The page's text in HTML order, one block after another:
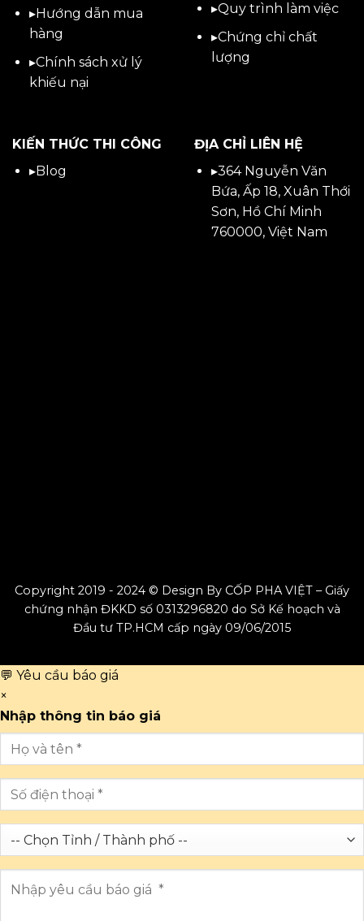
▸Hướng dẫn mua
hàng
▸Chính sách xử lý
khiếu nại
▸Quy trình làm việc
▸Chứng chỉ chất
lượng
KIẾN THỨC THI CÔNG
▸Blog
ĐỊA CHỈ LIÊN HỆ
▸364 Nguyễn Văn
Bứa, Ấp 18, Xuân Thới
Sơn, Hồ Chí Minh
760000, Việt Nam
Copyright 2019 - 2024 © Design By CỐP PHA VIỆT – Giấy
chứng nhận ĐKKD số 0313296820 do Sở Kế hoạch và
Đầu tư TP.HCM cấp ngày 09/06/2015
💬 Yêu cầu báo giá
×
Nhập thông tin báo giá